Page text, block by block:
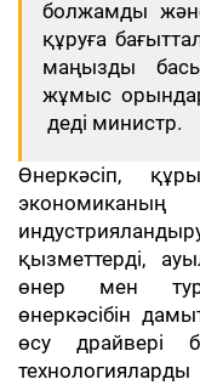
болжамды
құруға
маңызды
жұмыс
деді министр.
Өнеркәсіп,
экономиканың
қызметтерді,
өнер мен
өнеркәсібін
өсу драйвері